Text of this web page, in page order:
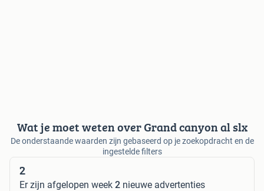
Wat je moet weten over Grand canyon al slx
De onderstaande waarden zijn gebaseerd op je zoekopdracht en de
ingestelde filters
2
Er zijn afgelopen week 2 nieuwe advertenties